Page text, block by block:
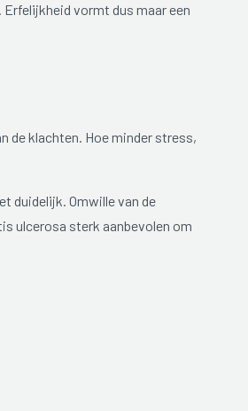
vormt dus maar een
de klachten. Hoe minder stress,
duidelijk. Omwille van de
ulcerosa sterk aanbevolen om